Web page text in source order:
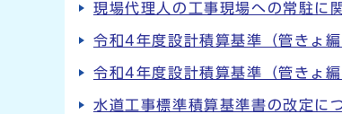
現場代理人の工事現場への常駐に
令和4年度設計積算基準（管きょ
令和4年度設計積算基準（管きょ
水道工事標準積算基準書の改定に